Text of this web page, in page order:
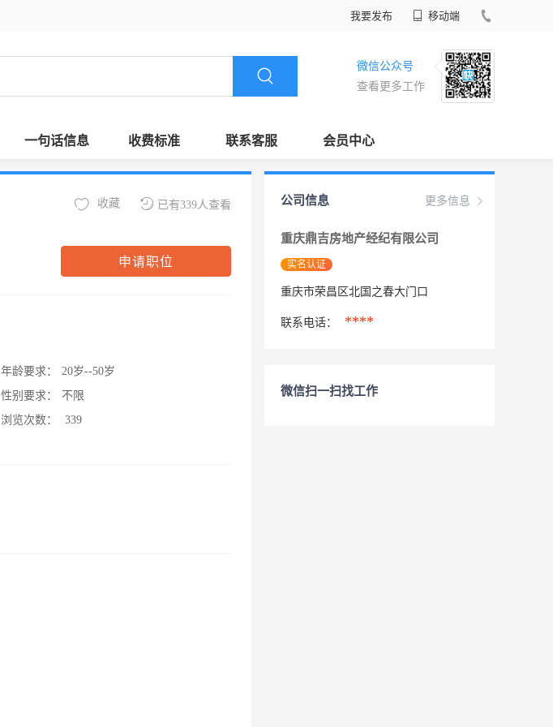
我要发布 移动端
微信公众号
查看更多工作
一句话信息 收费标准 联系客服 会员中心
已有339人查看
收藏
申请职位
年龄要求：
20岁--50岁
性别要求：
不限
浏览次数：
339
更多信息
公司信息
重庆鼎吉房地产经纪有限公司
实名认证
重庆市荣昌区北国之春大门口
联系电话： ****
微信扫一扫找工作